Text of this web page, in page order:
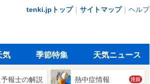
tenki.jpトップ｜ サイトマップ｜ ヘルプ
気 季節特集 天気ニュース
報士の解説 熱中症情報 注目